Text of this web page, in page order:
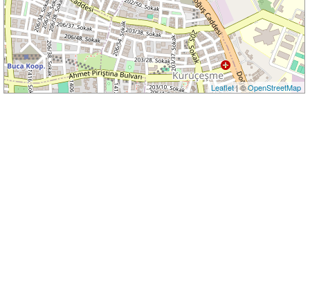
Leaflet| ©OpenStreetMap